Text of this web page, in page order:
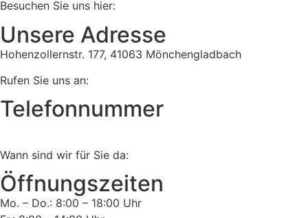
Besuchen Sie uns hier:
Unsere Adresse
Hohenzollernstr. 177, 41063 Mönchengladbach
Rufen Sie uns an:
Telefonnummer
Wann sind wir für Sie da:
Öffnungszeiten
Mo. – Do.: 8:00 – 18:00 Uhr